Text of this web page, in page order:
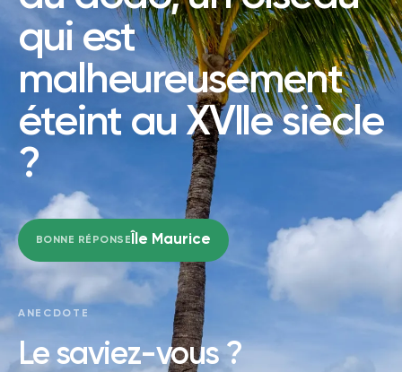
qui est
malheureusement
éteint au XVIIe siècle
?
BONNE RÉPONSE Île Maurice
ANECDOTE
Le saviez-vous ?